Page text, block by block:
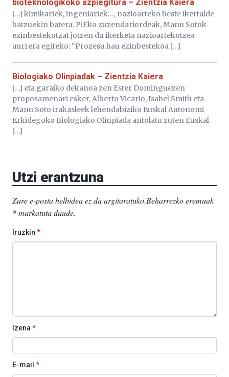
bioteknologikoko azpiegitura – Zientzia Kaiera
[…] kimikariek, ingeniariek…, nazioarteko beste ikertalde
batzuekin batera. PiEko zuzendariordeak, Manu Sotok
ezinbestekotzat jotzen du ikerketa nazioartekotzea
aurrera egiteko: “Prozesu hau ezinbestekoa […]
Biologiako Olinpiadak – Zientzia Kaiera
[…] eta garaiko dekanoa zen Ester Dominguezen
proposamenari esker, Alberto Vicario, Isabel Smith eta
Manu Soto irakasleek lehendabiziko Euskal Autonomi
Erkidegoko Biologiako Olinpiada antolatu zuten Euskal
[…]
Utzi erantzuna
Zure e-posta helbidea ez da argitaratuko.Beharrezko eremuak
*markatuta daude.
Iruzkin *
Izena*
E-mail *